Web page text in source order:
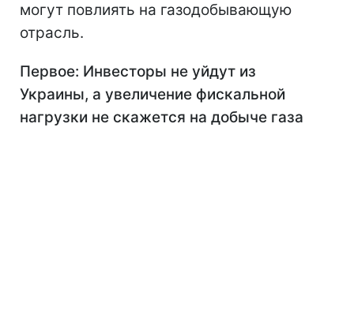
могут повлиять на газодобывающую
отрасль.
Первое: Инвесторы не уйдут из
Украины, а увеличение фискальной
нагрузки не скажется на добыче газа